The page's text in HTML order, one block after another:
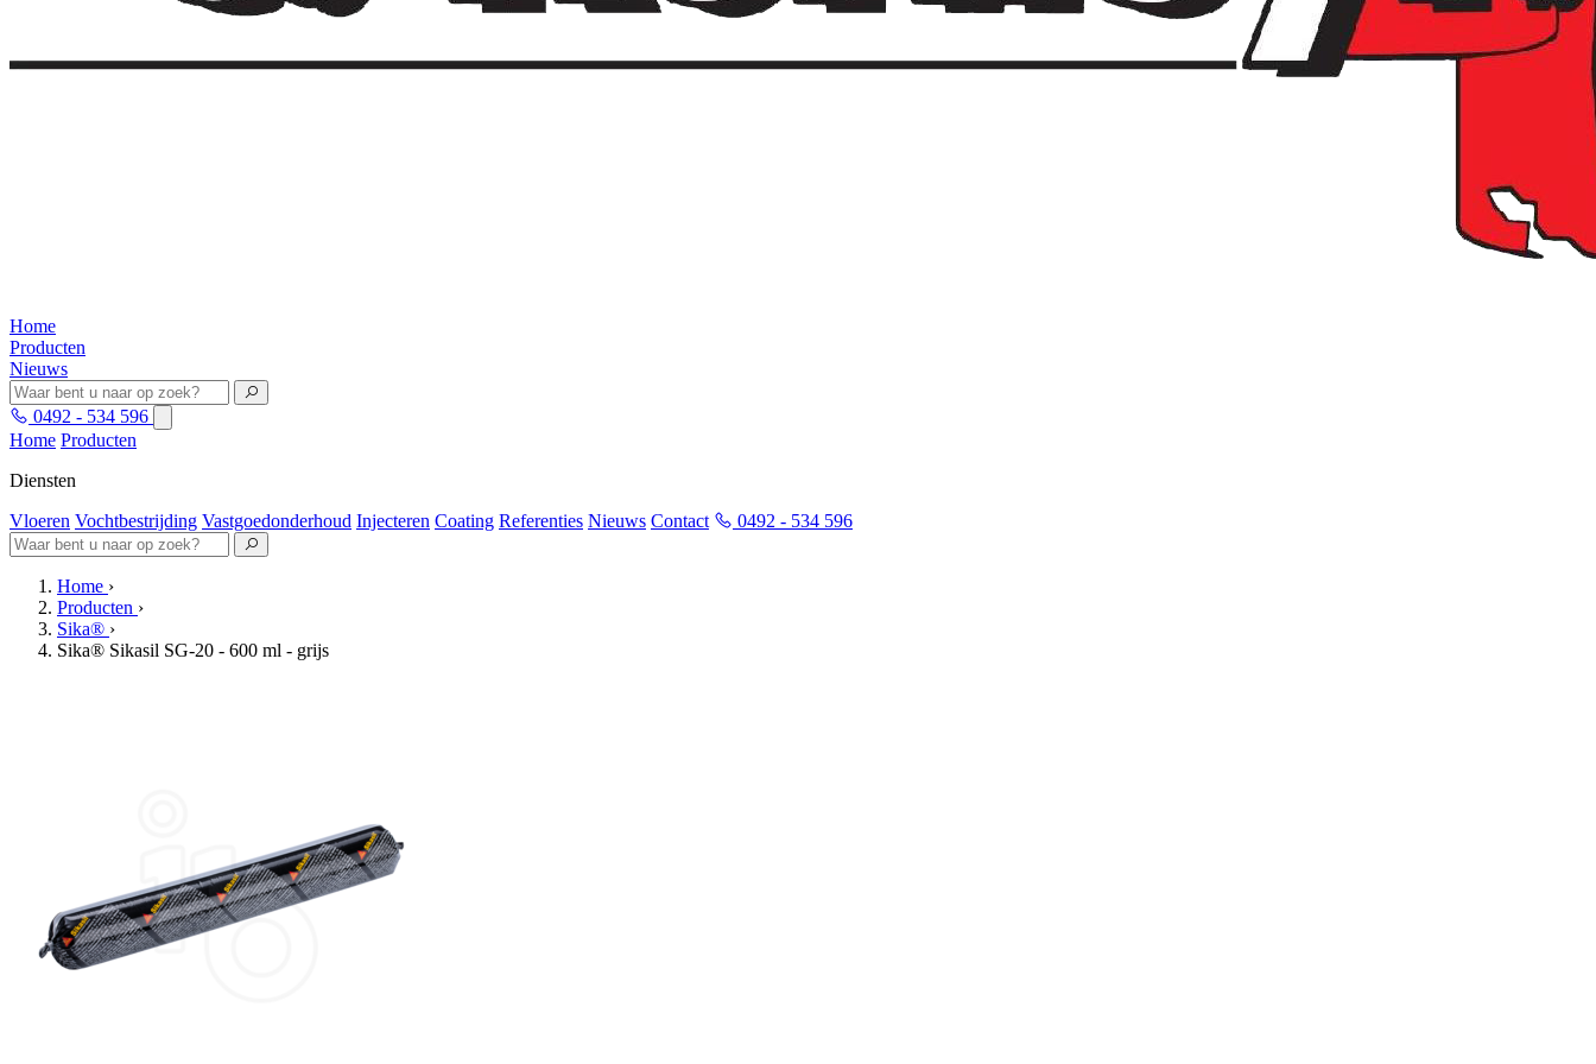
Home
Producten
Nieuws
0492 - 534 596
Home Producten
Diensten
Vloeren Vochtbestrijding Vastgoedonderhoud Injecteren Coating Referenties Nieuws Contact 0492 - 534 596
Home ›
Producten ›
Sika® ›
Sika® Sikasil SG-20 - 600 ml - grijs